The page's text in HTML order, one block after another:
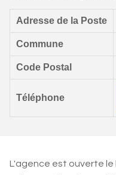
Adresse de la Poste
Commune
Code Postal
Téléphone
L'agence est ouverte le